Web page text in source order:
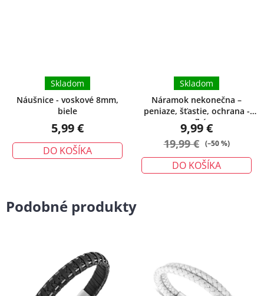
Náušnice - voskové 8mm,
biele
Skladom
5,99 €
DO KOŠÍKA
Náramok nekonečna –
peniaze, šťastie, ochrana -
veľký
Skladom
9,99 €
19,99 € (–50 %)
DO KOŠÍKA
Podobné produkty